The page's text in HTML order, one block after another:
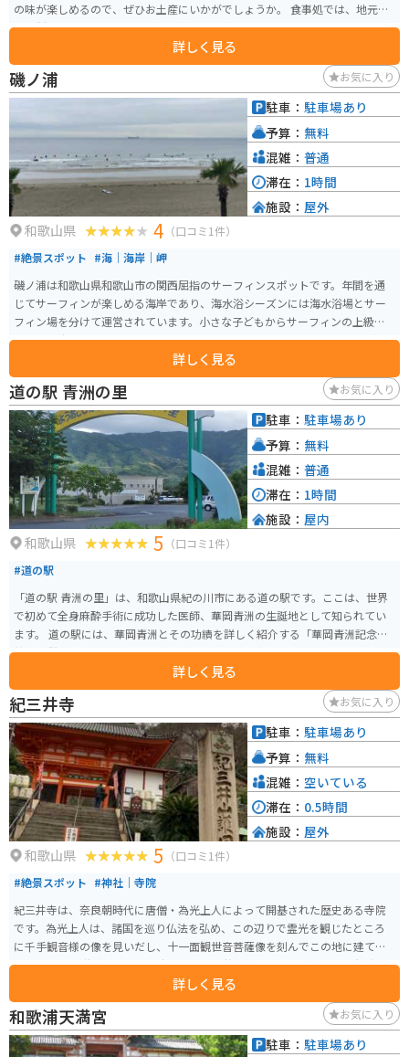
の味が楽しめるので、ぜひお土産にいかがでしょうか。 食事処では、地元産
の食材をふんだんに使った料理が楽しめ、中でも野菜たっぷりのメニューが
人気です。また、周辺道路は交通量が多いものの、信号が少ないため、ツー
リング中の休憩場所としても利用しやすいでしょう。ただし、駐車場は混雑
することが多いため、時間に余裕を持って訪れることをおすすめします。
詳しく見る
磯ノ浦 お気に入り
和歌山県 4 （口コミ1件）
#絶景スポット #海｜海岸｜岬
磯ノ浦は和歌山県和歌山市の関西屈指のサーフィンスポットです。年間を通
じてサーフィンが楽しめる海岸であり、海水浴シーズンには海水浴場とサー
フィン場を分けて運営されています。小さな子どもからサーフィンの上級者
まで、幅広い層の人々が安心して楽しむことができます。 マリンパーク磯ノ
浦では、サーフィンスクールや波情報の提供も行っており、サーフィン初心
者から経験者まで、多くのサーファーに利用されています。また、磯ノ浦海
水浴場は、遠浅で波も穏やかなため、家族連れにも人気のスポットです。磯
ノ浦は、サーフィンや海水浴だけでなく、潮干狩りやバーベキューなど、海
辺でのアクティビティを楽しむことができるので、自然豊かな環境の中で海
のレジャーを満喫することができます。 アクセスは、南海和歌山市駅から南
海加太線で約20分の「磯ノ浦」駅下車すぐ、または阪和自動車道和歌山ICか
ら車でアクセス可能です。駐車場も1500台収容可能で、1日800円で利用でき
ます。
詳しく見る
駐車： 駐車場あり
予算： 無料
混雑： 普通
滞在： 1時間
施設： 屋外
道の駅 青洲の里 お気に入り
和歌山県 5 （口コミ1件）
#道の駅
「道の駅 青洲の里」は、和歌山県紀の川市にある道の駅です。ここは、世界
で初めて全身麻酔手術に成功した医師、華岡青洲の生誕地として知られてい
ます。 道の駅には、華岡青洲とその功績を詳しく紹介する「華岡青洲記念
館」が併設されており、医学や歴史に興味のある方におすすめです。また、
地元の新鮮な農産物や特産品を販売する直売所もあり、お土産探しにも最適
です。特に、紀の川市特産のイチゴや柿は、季節によっては道の駅でも販売
されているので、ぜひ味わってみてください。 バイクで訪れる場合、道の駅
には広い駐車場が完備されているので安心です。周辺には、自然豊かな風景
が広がっており、ツーリングの休憩スポットとしても最適です。道の駅周辺
には、華岡青洲が麻酔薬の原料として使用した植物を栽培している「薬草
園」など、見どころも点在しているので、バイクで巡ってみるのも良いでし
ょう。
詳しく見る
駐車： 駐車場あり
予算： 無料
混雑： 普通
滞在： 1時間
施設： 屋内
紀三井寺 お気に入り
和歌山県 5 （口コミ1件）
#絶景スポット #神社｜寺院
紀三井寺は、奈良朝時代に唐僧・為光上人によって開基された歴史ある寺院
です。為光上人は、諸国を巡り仏法を弘め、この辺りで霊光を観じたところ
に千手観音様の像を見いだし、十一面観世音菩薩像を刻んでこの地に建てら
れたという伝説があります。 春には早咲き桜が美しいことで知られ、観光地
としても有名です。また、境内からは和歌の浦や淡路島などを見渡せ、古来
の文人墨客にも憧れられ、多くの詩歌や俳諧、絵画にも描かれています。
詳しく見る
駐車： 駐車場あり
予算： 無料
混雑： 空いている
滞在： 0.5時間
施設： 屋外
和歌浦天満宮 お気に入り
駐車： 駐車場あり